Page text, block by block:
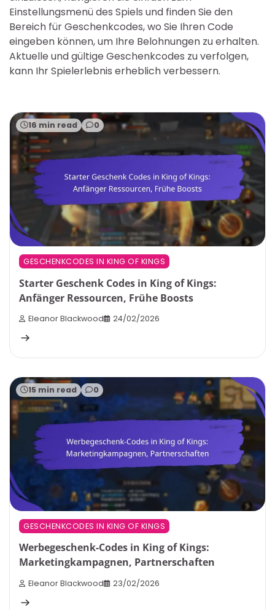
Einstellungsmenü des Spiels und finden Sie den
Bereich für Geschenkcodes, wo Sie Ihren Code
eingeben können, um Ihre Belohnungen zu erhalten.
Aktuelle und gültige Geschenkcodes zu verfolgen,
kann Ihr Spielerlebnis erheblich verbessern.
16 min read 0
GESCHENKCODES IN KING OF KINGS
Starter Geschenk Codes in King of Kings:
Anfänger Ressourcen, Frühe Boosts
Eleanor Blackwood 24/02/2026
15 min read 0
GESCHENKCODES IN KING OF KINGS
Werbegeschenk-Codes in King of Kings:
Marketingkampagnen, Partnerschaften
Eleanor Blackwood 23/02/2026